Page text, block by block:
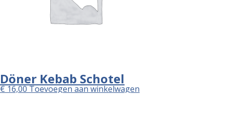
Döner Kebab Schotel
€16,00Toevoegen aan winkelwagen